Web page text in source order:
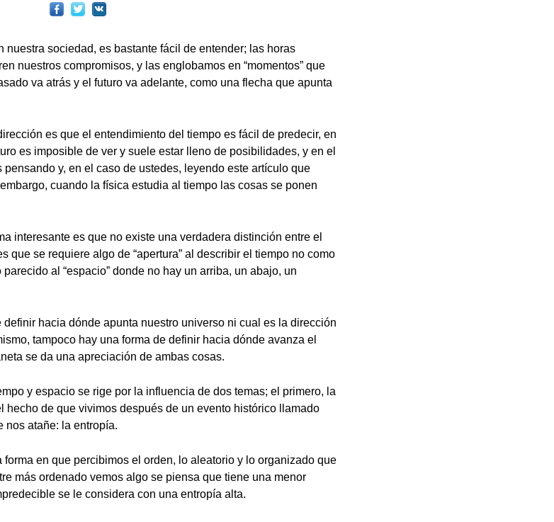
nuestra sociedad, es bastante fácil de entender; las horas
nuestros compromisos, y las englobamos en “momentos” que
va atrás y el futuro va adelante, como una flecha que apunta
es que el entendimiento del tiempo es fácil de predecir, en
es imposible de ver y suele estar lleno de posibilidades, y en el
y, en el caso de ustedes, leyendo este artículo que
cuando la física estudia al tiempo las cosas se ponen
interesante es que no existe una verdadera distinción entre el
que se requiere algo de “apertura” al describir el tiempo no como
al “espacio” donde no hay un arriba, un abajo, un
hacia dónde apunta nuestro universo ni cual es la dirección
tampoco hay una forma de definir hacia dónde avanza el
se da una apreciación de ambas cosas.
y espacio se rige por la influencia de dos temas; el primero, la
hecho de que vivimos después de un evento histórico llamado
nos atañe: la entropía.
forma en que percibimos el orden, lo aleatorio y lo organizado que
más ordenado vemos algo se piensa que tiene una menor
se le considera con una entropía alta.